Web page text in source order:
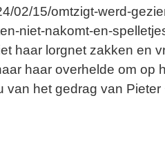
02/15/omtzigt-werd-
niet-nakomt-en-
haar lorgnet zakken en
haar overhelde om op
van het gedrag van